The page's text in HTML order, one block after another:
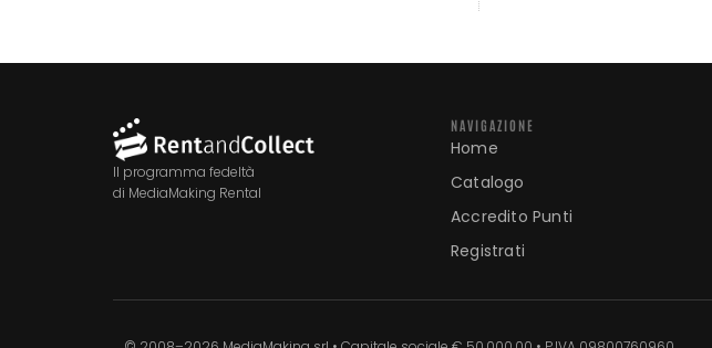
Il programma fedeltà
di MediaMaking Rental
NAVIGAZIONE
Home
Catalogo
Accredito Punti
Registrati